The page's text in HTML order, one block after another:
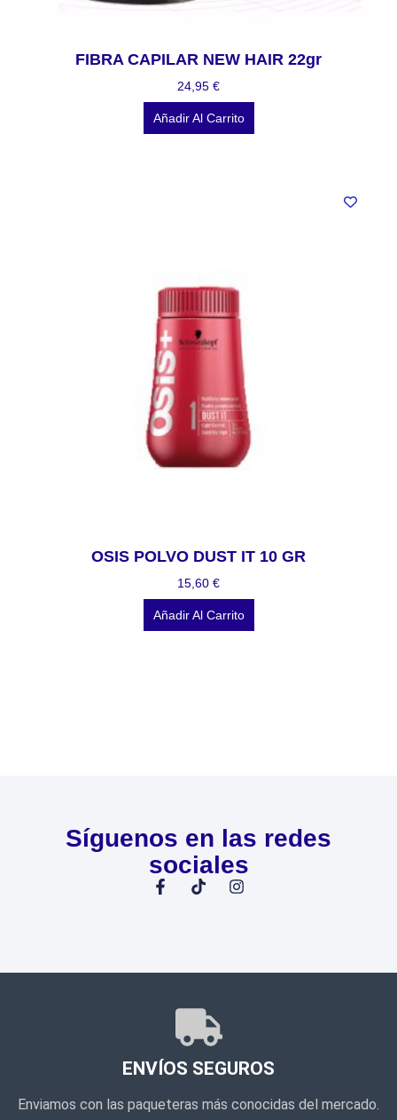
FIBRA CAPILAR NEW HAIR 22gr
24,95 €
Añadir Al Carrito
OSIS POLVO DUST IT 10 GR
15,60 €
Añadir Al Carrito
Síguenos en las redes
sociales
ENVÍOS SEGUROS
Enviamos con las paqueteras más conocidas del mercado.